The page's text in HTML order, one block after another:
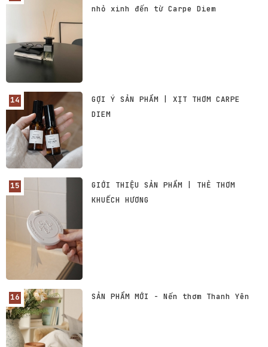
nhỏ xinh đến từ Carpe Diem
GỢI Ý SẢN PHẨM | XỊT THƠM CARPE
DIEM
GIỚI THIỆU SẢN PHẨM | THẺ THƠM
KHUẾCH HƯƠNG
SẢN PHẨM MỚI - Nến thơm Thanh Yên